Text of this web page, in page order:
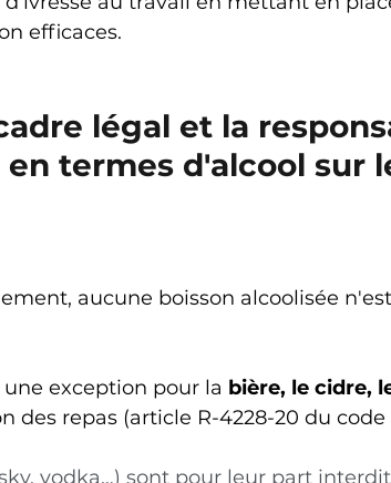
efficaces.
légal et la
en termes d'alcool sur
aucune boisson alcoolisée
exception pour la bière, le cidre,
des repas (article R-4228-20 du
vodka…) sont pour leur part